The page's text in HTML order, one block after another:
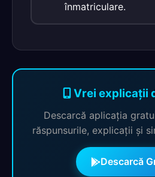
înmatriculare.
Vrei explicații
Descarcă aplicația
răspunsurile, explicații și
Descarcă